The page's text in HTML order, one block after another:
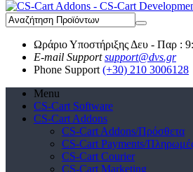
Ωράριο Υποστήριξης Δευ - Παρ :
E-mail Support support@dvs.gr
Phone Support (+30) 210 3006128
Menu
CS-Cart Software
CS-Cart Addons
CS-Cart Addons/Πρόσθετα
CS-Cart Payments/
CS-Cart Courier
CS-Cart Marketing